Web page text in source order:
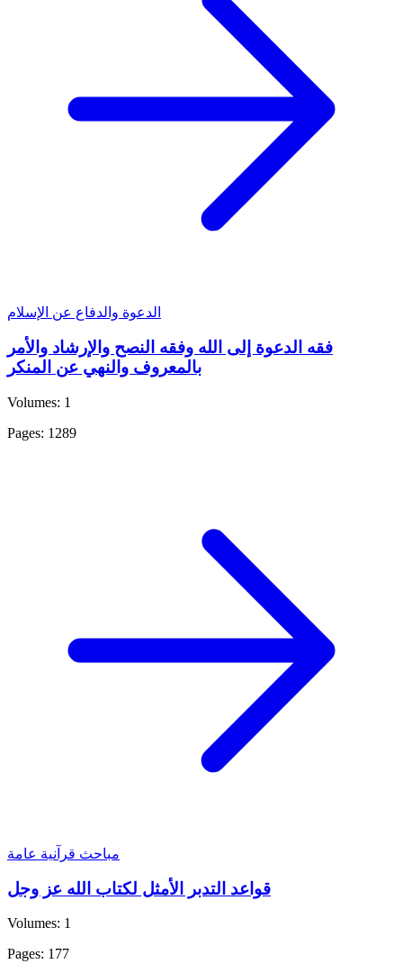
الدعوة والدفاع عن الإسلام
فقه الدعوة إلى الله وفقه النصح والإرشاد والأمر
بالمعروف والنهي عن المنكر
Volumes: 1
Pages: 1289
مباحث قرآنية عامة
قواعد التدبر الأمثل لكتاب الله عز وجل
Volumes: 1
Pages: 177